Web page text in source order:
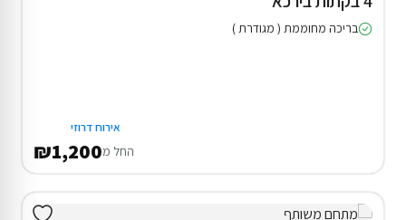
בריכה מחוממת ( מגודרת )
אירוח דרוזי
החל מ₪1,200